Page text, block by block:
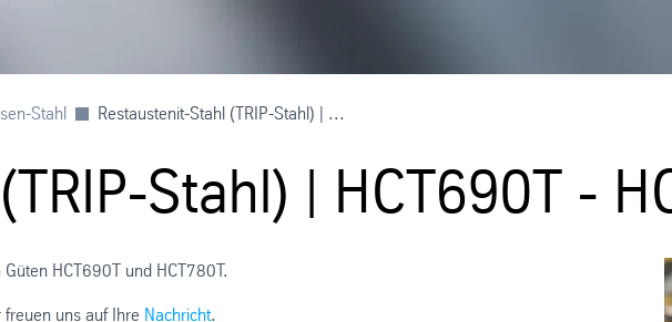
Stahl Restaustenit-Stahl (TRIP-Stahl) | ...
Stahl) | HCT690T -
HCT690T und HCT780T.
uns auf Ihre Nachricht.